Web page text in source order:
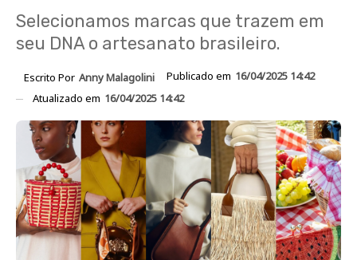
Selecionamos marcas que trazem em
seu DNA o artesanato brasileiro.
Escrito Por Anny Malagolini Publicado em 16/04/2025 14:42
Atualizado em 16/04/2025 14:42